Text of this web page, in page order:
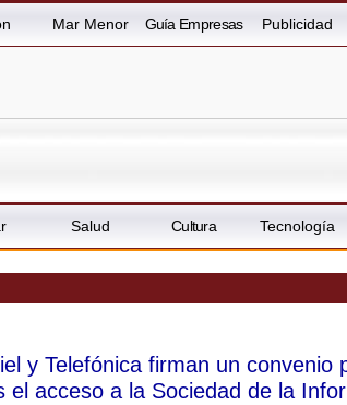
Mar Menor Guía Empresas Publicidad
Salud Cultura Tecnología
y Telefónica firman un convenio
el acceso a la Sociedad de la